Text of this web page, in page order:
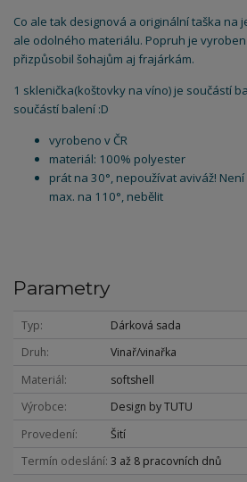
Co ale tak designová a originální taška na
ale odolného materiálu. Popruh je
přizpůsobil šohajům aj frajárkám.
1 sklenička(koštovky na víno) je součástí
součástí balení :D
vyrobeno v ČR
materiál: 100% polyester
prát na 30°, nepoužívat aviváž!
max. na 110°, nebělit
Parametry
Typ
Dárková sada
Druh
Vinař/vinařka
Materiál
softshell
Výrobce
Design by TUTU
Provedení
Šití
Termín odeslání 3 až 8 pracovních dnů